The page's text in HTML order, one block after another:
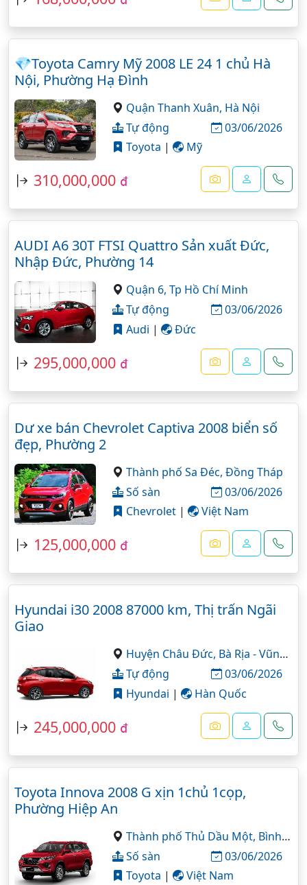
💎Toyota Camry Mỹ 2008 LE 24 1 chủ Hà
Nội, Phường Hạ Đình
Quận Thanh Xuân, Hà Nội
Tự động
03/06/2026
Toyota | Mỹ
310,000,000 đ
AUDI A6 30T FTSI Quattro Sản xuất Đức,
Nhập Đức, Phường 14
Quận 6,Tp Hồ Chí Minh
Tự động
03/06/2026
Audi | Đức
295,000,000 đ
Dư xe bán Chevrolet Captiva 2008 biển số
đẹp, Phường 2
Thành phố Sa Đéc,Đồng Tháp
Số sàn
03/06/2026
Chevrolet | Việt Nam
125,000,000 đ
Hyundai i30 2008 87000 km, Thị trấn Ngãi
Giao
Huyện Châu Đức, Bà Rịa - Vũng Tàu
Tự động
03/06/2026
Hyundai | Hàn Quốc
245,000,000 đ
Toyota Innova 2008 G xịn 1chủ 1cọp,
Phường Hiệp An
Thành phố Thủ Dầu Một, Bình Dương
Số sàn
03/06/2026
Toyota | Việt Nam